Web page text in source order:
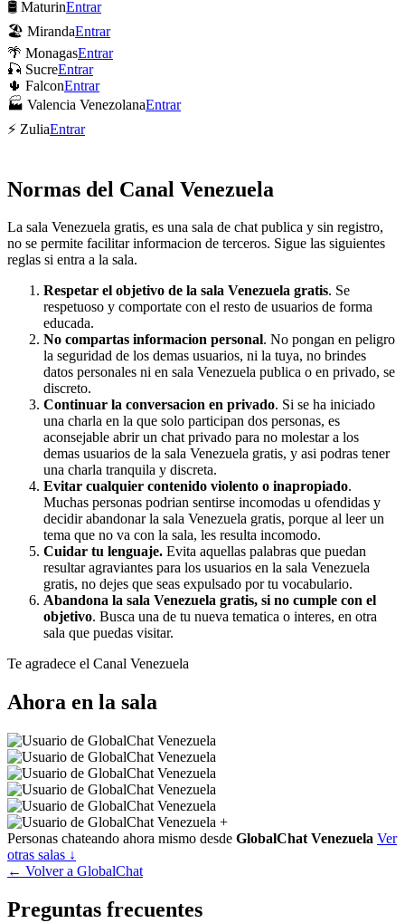
🛢 MaturinEntrar
🏖 MirandaEntrar
🌴 MonagasEntrar
🎣 SucreEntrar
🌵 FalconEntrar
🏭 Valencia VenezolanaEntrar
⚡ ZuliaEntrar
Normas del Canal Venezuela
La sala Venezuela gratis, es una sala de chat publica y sin registro,
no se permite facilitar informacion de terceros. Sigue las siguientes
reglas si entra a la sala.
Respetar el objetivo de la sala Venezuela gratis. Se
respetuoso y comportate con el resto de usuarios de forma
educada.
No compartas informacion personal. No pongan en peligro
la seguridad de los demas usuarios, ni la tuya, no brindes
datos personales ni en sala Venezuela publica o en privado, se
discreto.
Continuar la conversacion en privado. Si se ha iniciado
una charla en la que solo participan dos personas, es
aconsejable abrir un chat privado para no molestar a los
demas usuarios de la sala Venezuela gratis, y asi podras tener
una charla tranquila y discreta.
Evitar cualquier contenido violento o inapropiado.
Muchas personas podrian sentirse incomodas u ofendidas y
decidir abandonar la sala Venezuela gratis, porque al leer un
tema que no va con la sala, les resulta incomodo.
Cuidar tu lenguaje. Evita aquellas palabras que puedan
resultar agraviantes para los usuarios en la sala Venezuela
gratis, no dejes que seas expulsado por tu vocabulario.
Abandona la sala Venezuela gratis, si no cumple con el
objetivo. Busca una de tu nueva tematica o interes, en otra
sala que puedas visitar.
Te agradece el Canal Venezuela
Ahora en la sala
+
Personas chateando ahora mismo desde GlobalChat Venezuela Ver
otras salas ↓
← Volver a GlobalChat
Preguntas frecuentes